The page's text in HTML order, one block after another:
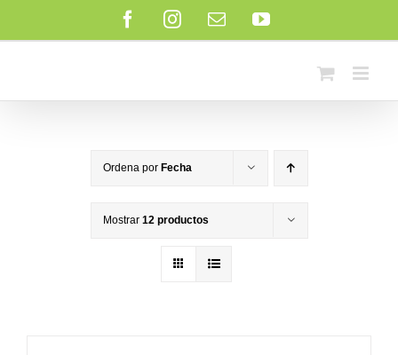
FacebookInstagram
Correo
electrónico
YouTube
Ordena por Fecha
Mostrar 12 productos